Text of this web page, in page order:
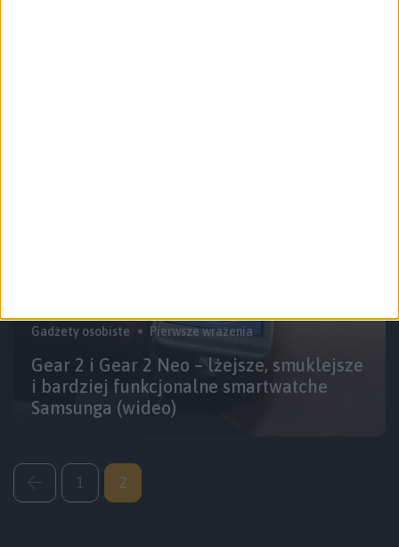
Gadżety osobiste Pierwsze wrażenia
Gear 2 i Gear 2 Neo – lżejsze, smuklejsze
i bardziej funkcjonalne smartwatche
Samsunga (wideo)
1 2